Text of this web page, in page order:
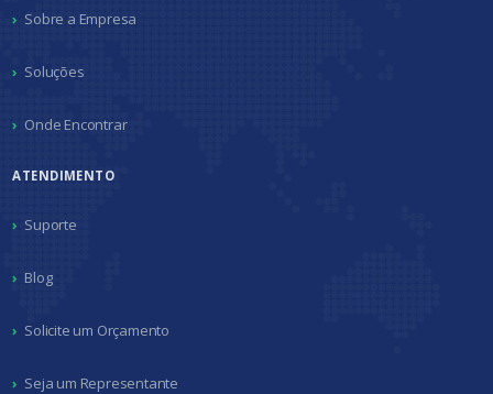
Sobre a Empresa
Soluções
Onde Encontrar
ATENDIMENTO
Suporte
Blog
Solicite um Orçamento
Seja um Representante